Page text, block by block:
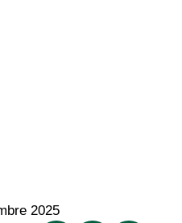
2025